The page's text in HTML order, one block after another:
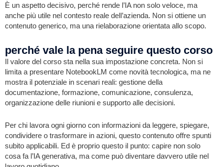
È un aspetto decisivo, perché rende l’IA non solo veloce, ma
anche più utile nel contesto reale dell’azienda. Non si ottiene un
contenuto generico, ma una rielaborazione orientata allo scopo.
perché vale la pena seguire questo corso
Il valore del corso sta nella sua impostazione concreta. Non si
limita a presentare NotebookLM come novità tecnologica, ma ne
mostra il potenziale in scenari reali: gestione della
documentazione, formazione, comunicazione, consulenza,
organizzazione delle riunioni e supporto alle decisioni.
Per chi lavora ogni giorno con informazioni da leggere, spiegare,
condividere o trasformare in azioni, questo contenuto offre spunti
subito applicabili. Ed è proprio questo il punto: capire non solo
cosa fa l’IA generativa, ma come può diventare davvero utile nel